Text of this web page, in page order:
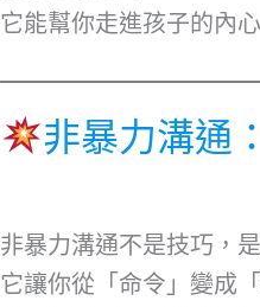
它能幫你走進孩子的內
非暴力溝通
非暴力溝通不是技巧，
它讓你從「命令」變成